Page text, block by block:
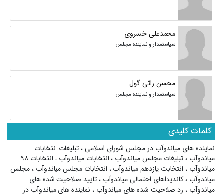
محمدعلی خسروی
سیاستمدار و نماینده مجلس
محسن راثی گول
سیاستمدار و نماینده مجلس
کلمات کلیدی
نماینده های میاندوآب در مجلس شورای اسلامی،تبلیغات انتخابات
میاندوآب ،تبلیغات مجلس میاندوآب ، انتخابات میاندوآب ،
انتخابات ۹۸
میاندوآب ، انتخابات یازدهم میاندوآب ، انتخابات مجلس میاندوآب ،مجلس
میاندوآب ،کاندیداهای احتمالی میاندوآب ،تایید صلاحیت شده های
میاندوآب ، رد صلاحیت شده های میاندوآب ، نماینده های میاندوآب در